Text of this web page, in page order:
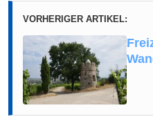
VORHERIGER ARTIKEL: